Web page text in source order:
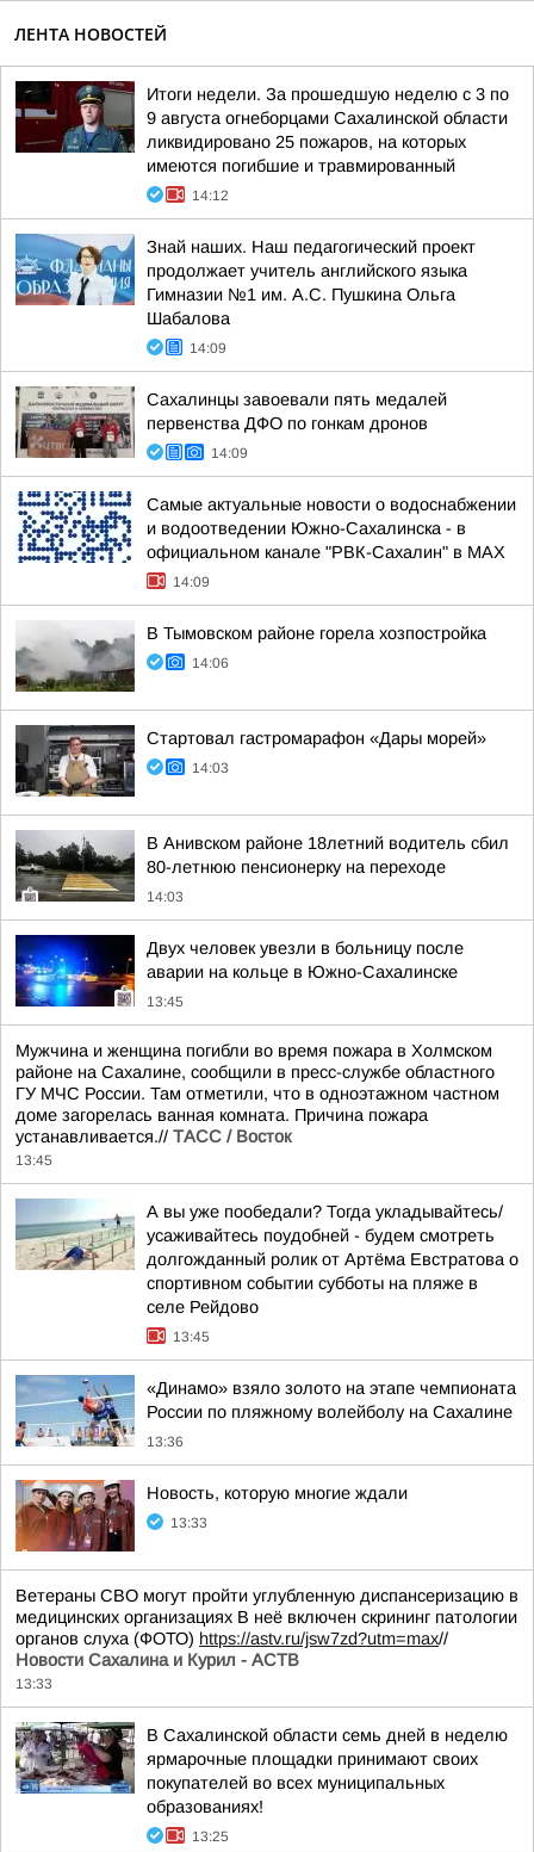
ЛЕНТА НОВОСТЕЙ
Итоги недели. За прошедшую неделю с 3 по
9 августа огнеборцами Сахалинской области
ликвидировано 25 пожаров, на которых
имеются погибшие и травмированный
14:12
Знай наших. Наш педагогический проект
продолжает учитель английского языка
Гимназии №1 им. А.С. Пушкина Ольга
Шабалова
14:09
Сахалинцы завоевали пять медалей
первенства ДФО по гонкам дронов
14:09
Самые актуальные новости о водоснабжении
и водоотведении Южно-Сахалинска - в
официальном канале "РВК-Сахалин" в MAX
14:09
В Тымовском районе горела хозпостройка
14:06
Стартовал гастромарафон «Дары морей»
14:03
В Анивском районе 18летний водитель сбил
80-летнюю пенсионерку на переходе
14:03
Двух человек увезли в больницу после
аварии на кольце в Южно-Сахалинске
13:45
Мужчина и женщина погибли во время пожара в Холмском
районе на Сахалине, сообщили в пресс-службе областного
ГУ МЧС России. Там отметили, что в одноэтажном частном
доме загорелась ванная комната. Причина пожара
устанавливается.// ТАСС / Восток
13:45
А вы уже пообедали? Тогда укладывайтесь/
усаживайтесь поудобней - будем смотреть
долгожданный ролик от Артёма Евстратова о
спортивном событии субботы на пляже в
селе Рейдово
13:45
«Динамо» взяло золото на этапе чемпионата
России по пляжному волейболу на Сахалине
13:36
Новость, которую многие ждали
13:33
Ветераны СВО могут пройти углубленную диспансеризацию в
медицинских организациях В неё включен скрининг патологии
органов слуха (ФОТО) https://astv.ru/jsw7zd?utm=max//
Новости Сахалина и Курил - АСТВ
13:33
В Сахалинской области семь дней в неделю
ярмарочные площадки принимают своих
покупателей во всех муниципальных
образованиях!
13:25